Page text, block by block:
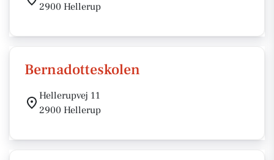
2900 Hellerup
Bernadotteskolen
Hellerupvej 11
2900 Hellerup